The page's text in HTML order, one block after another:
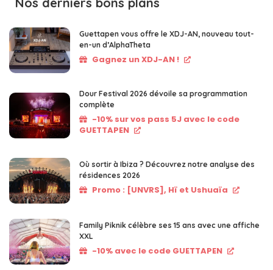
Guettapen vous offre le XDJ-AN, nouveau tout-
en-un d’AlphaTheta
Gagnez un XDJ-AN !
Dour Festival 2026 dévoile sa programmation
complète
-10% sur vos pass 5J avec le code
GUETTAPEN
Où sortir à Ibiza ? Découvrez notre analyse des
résidences 2026
Promo : [UNVRS], Hï et Ushuaïa
Family Piknik célèbre ses 15 ans avec une affiche
XXL
-10% avec le code GUETTAPEN